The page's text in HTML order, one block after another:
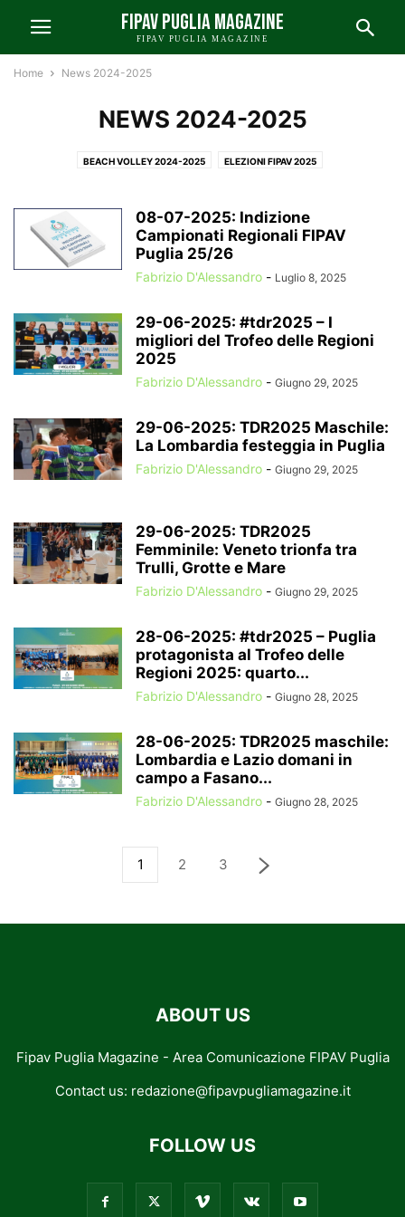
FIPAV PUGLIA MAGAZINE
FIPAV PUGLIA MAGAZINE
Home News 2024-2025
NEWS 2024-2025
BEACH VOLLEY 2024-2025 ELEZIONI FIPAV 2025
NAZIONALI E INTERNAZIONALI 2024-2025
NEWS B 2024-2025 NEWS C-D 2024-2025
NEWS FIPAV BARI-FOGGIA 2024-2025 NEWS FIPAV LECCE 2024-2025
NEWS FIPAV PUGLIA 2024-2025 NEWS FIPAV TARANTO 2024-2025
08-07-2025: Indizione
Campionati Regionali FIPAV
Puglia 25/26
Fabrizio D'Alessandro - Luglio 8, 2025
29-06-2025: #tdr2025 – I
migliori del Trofeo delle Regioni
2025
Fabrizio D'Alessandro - Giugno 29, 2025
29-06-2025: TDR2025 Maschile:
La Lombardia festeggia in Puglia
Fabrizio D'Alessandro - Giugno 29, 2025
29-06-2025: TDR2025
Femminile: Veneto trionfa tra
Trulli, Grotte e Mare
Fabrizio D'Alessandro - Giugno 29, 2025
28-06-2025: #tdr2025 – Puglia
protagonista al Trofeo delle
Regioni 2025: quarto...
Fabrizio D'Alessandro - Giugno 28, 2025
28-06-2025: TDR2025 maschile:
Lombardia e Lazio domani in
campo a Fasano...
Fabrizio D'Alessandro - Giugno 28, 2025
1 2 3
ABOUT US
Fipav Puglia Magazine - Area Comunicazione FIPAV Puglia
Contact us: redazione@fipavpugliamagazine.it
FOLLOW US